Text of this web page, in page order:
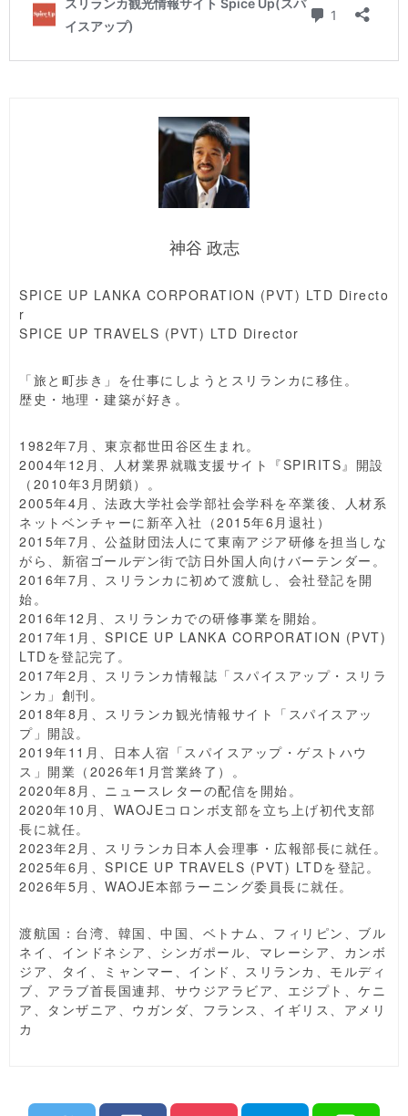
神谷 政志
SPICE UP LANKA CORPORATION (PVT) LTD Directo
r
SPICE UP TRAVELS (PVT) LTD Director
「旅と町歩き」を仕事にしようとスリランカに移住。
歴史・地理・建築が好き。
1982年7月、東京都世田谷区生まれ。
2004年12月、人材業界就職支援サイト『SPIRITS』開設
（2010年3月閉鎖）。
2005年4月、法政大学社会学部社会学科を卒業後、人材系
ネットベンチャーに新卒入社（2015年6月退社）
2015年7月、公益財団法人にて東南アジア研修を担当しな
がら、新宿ゴールデン街で訪日外国人向けバーテンダー。
2016年7月、スリランカに初めて渡航し、会社登記を開
始。
2016年12月、スリランカでの研修事業を開始。
2017年1月、SPICE UP LANKA CORPORATION (PVT)
LTDを登記完了。
2017年2月、スリランカ情報誌「スパイスアップ・スリラ
ンカ」創刊。
2018年8月、スリランカ観光情報サイト「スパイスアッ
プ」開設。
2019年11月、日本人宿「スパイスアップ・ゲストハウ
ス」開業（2026年1月営業終了）。
2020年8月、ニュースレターの配信を開始。
2020年10月、WAOJEコロンボ支部を立ち上げ初代支部
長に就任。
2023年2月、スリランカ日本人会理事・広報部長に就任。
2025年6月、SPICE UP TRAVELS (PVT) LTDを登記。
2026年5月、WAOJE本部ラーニング委員長に就任。
渡航国：台湾、韓国、中国、ベトナム、フィリピン、ブル
ネイ、インドネシア、シンガポール、マレーシア、カンボ
ジア、タイ、ミャンマー、インド、スリランカ、モルディ
ブ、アラブ首長国連邦、サウジアラビア、エジプト、ケニ
ア、タンザニア、ウガンダ、フランス、イギリス、アメリ
カ